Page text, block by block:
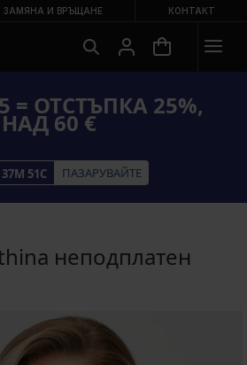
ЗАМЯНА И ВРЪЩАНЕ КОНТАКТ
= ОТСТЪПКА 25%,
НАД 60 €
37М 51С ПАЗАРУВАЙТЕ
неподплатен